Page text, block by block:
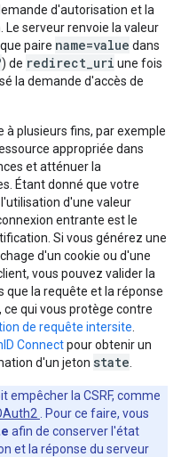
d'autorisation et la
serveur renvoie la valeur
paire name=value dans
) de redirect_uri une fois
la demande d'accès de
plusieurs fins, par exemple
appropriée dans
et atténuer la
Étant donné que votre
d'une valeur
entrante est le
Si vous générez une
d'un cookie ou d'une
vous pouvez valider la
que la requête et la réponse
qui vous protège contre
de requête intersite
Connectpour obtenir un
d'un jeton state
empêcher la CSRF, comme
. Pour ce faire, vous
afin de conserver l'état
et la réponse du serveur